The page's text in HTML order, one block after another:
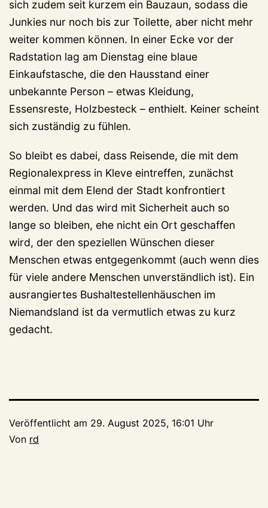
sich zudem seit kurzem ein Bauzaun, sodass die
Junkies nur noch bis zur Toilette, aber nicht mehr
weiter kommen können. In einer Ecke vor der
Radstation lag am Dienstag eine blaue
Einkaufstasche, die den Hausstand einer
unbekannte Person – etwas Kleidung,
Essensreste, Holzbesteck – enthielt. Keiner scheint
sich zuständig zu fühlen.
So bleibt es dabei, dass Reisende, die mit dem
Regionalexpress in Kleve eintreffen, zunächst
einmal mit dem Elend der Stadt konfrontiert
werden. Und das wird mit Sicherheit auch so
lange so bleiben, ehe nicht ein Ort geschaffen
wird, der den speziellen Wünschen dieser
Menschen etwas entgegenkommt (auch wenn dies
für viele andere Menschen unverständlich ist). Ein
ausrangiertes Bushaltestellenhäuschen im
Niemandsland ist da vermutlich etwas zu kurz
gedacht.
Veröffentlicht am 29. August 2025, 16:01 Uhr
Von rd